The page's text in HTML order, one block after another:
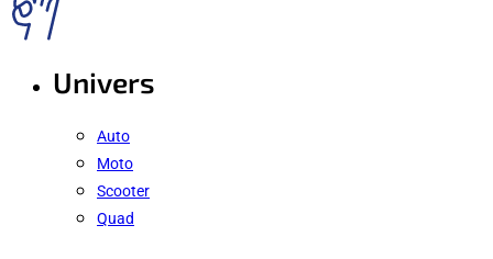
Univers
Auto
Moto
Scooter
Quad